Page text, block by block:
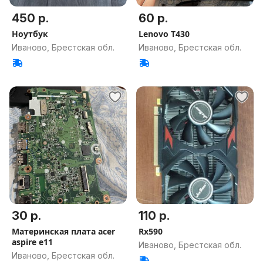
450 р.
Ноутбук
Иваново, Брестская обл.
60 р.
Lenovo T430
Иваново, Брестская обл.
30 р.
Материнская плата acer
aspire e11
Иваново, Брестская обл.
110 р.
Rx590
Иваново, Брестская обл.